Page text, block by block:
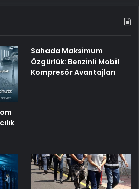
Sahada Maksimum
Özgürlük: Benzinli Mobil
Kompresör Avantajları